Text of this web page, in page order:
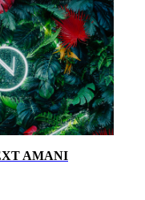
AMANI